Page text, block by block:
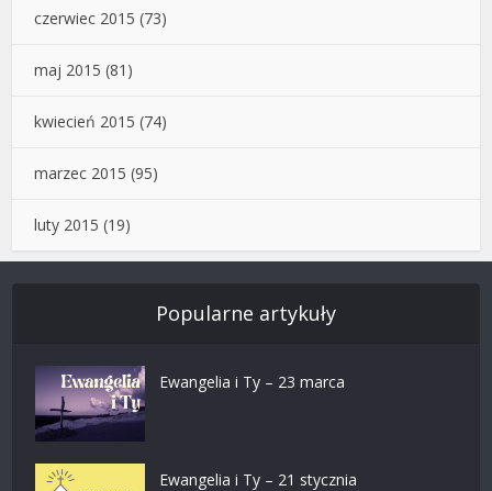
czerwiec 2015 (73)
maj 2015 (81)
kwiecień 2015 (74)
marzec 2015 (95)
luty 2015 (19)
Popularne artykuły
Ewangelia i Ty – 23 marca
Ewangelia i Ty – 21 stycznia